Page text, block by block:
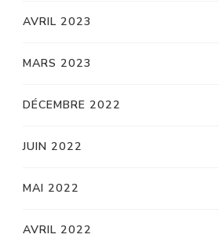
AVRIL 2023
MARS 2023
DÉCEMBRE 2022
JUIN 2022
MAI 2022
AVRIL 2022